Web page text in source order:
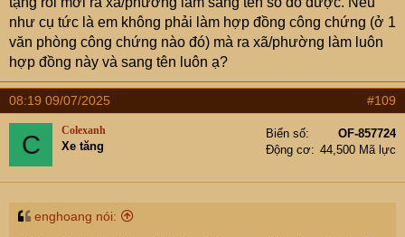
như cụ tức là em không phải làm hợp đồng công chứng (ở 1
văn phòng công chứng nào đó) mà ra xã/phường làm luôn
hợp đồng này và sang tên luôn ạ?
08:19 09/07/2025 #109
C Colexanh
Xe tăng
Biển số
OF-857724
Động cơ
44,500 Mã lực
enghoang nói: